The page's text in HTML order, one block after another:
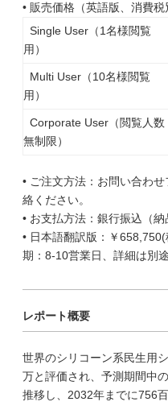
• 販売価格（英語版、消費税
Single User（1名様閲覧
用）
Multi User（10名様閲覧
用）
Corporate User（閲覧人数
無制限）
• ご注文方法：お問い合わ
絡ください。
• お支払方法：銀行振込（納
• 日本語翻訳版：￥
期：8-10営業日、詳細は別
レポート概要
世界のシリコーン系民生用
万と評価され、予測期間中
推移し、2032年までに756